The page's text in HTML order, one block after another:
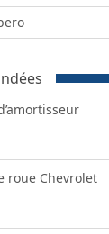
roue Chevrolet